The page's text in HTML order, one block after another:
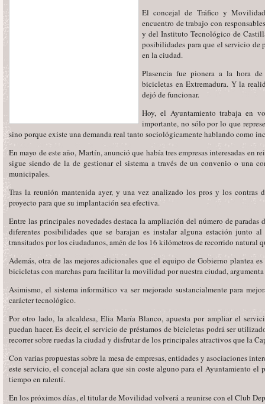
El concejal de Tráfico y
encuentro de trabajo con
y del Instituto Tecnológico de
posibilidades para que el servicio de
en la ciudad.
Plasencia fue pionera a la hora
bicicletas en Extremadura. Y la
dejó de funcionar.
Hoy, el Ayuntamiento trabaja en
importante, no sólo por lo que
sino porque existe una demanda real tanto sociológicamente hablando como
En mayo de este año, Martín, anunció que había tres empresas interesadas en
sigue siendo de la de gestionar el sistema a través de un convenio o una
municipales.
Tras la reunión mantenida ayer, y una vez analizado los pros y los contras
proyecto para que su implantación sea efectiva.
Entre las principales novedades destaca la ampliación del número de
diferentes posibilidades que se barajan es instalar alguna estación junto
transitados por los ciudadanos, amén de los 16 kilómetros de recorrido natural
Además, otra de las mejores adicionales que el equipo de Gobierno plantea
bicicletas con marchas para facilitar la movilidad por nuestra ciudad,
Asimismo, el sistema informático va ser mejorado sustancialmente para
carácter tecnológico.
Por otro lado, la alcaldesa, Elia María Blanco, apuesta por ampliar el
puedan hacer. Es decir, el servicio de préstamos de bicicletas podrá ser
recorrer sobre ruedas la ciudad y disfrutar de los principales atractivos que la
Con varias propuestas sobre la mesa de empresas, entidades y asociaciones
este servicio, el concejal aclara que sin coste alguno para el Ayuntamiento el
tiempo en ralentí.
En los próximos días, el titular de Movilidad volverá a reunirse con el Club